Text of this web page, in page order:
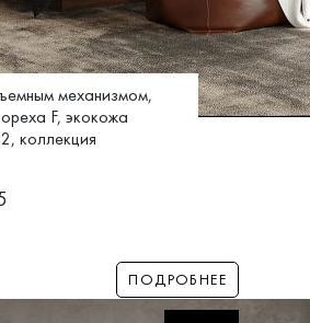
механизмом,
F, экокожа
коллекция
ПОДРОБНЕЕ